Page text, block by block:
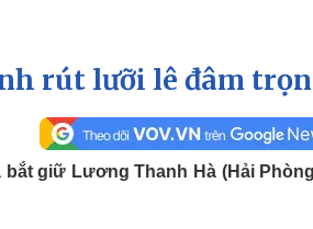
Thể thao
Ô tô
rút lưỡi lê đâm
bắt giữ Lương Thanh Hà (Hải